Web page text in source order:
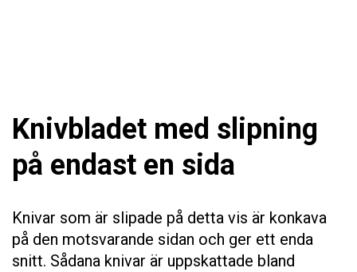
Knivbladet med slipning
på endast en sida
Knivar som är slipade på detta vis är konkava
på den motsvarande sidan och ger ett enda
snitt. Sådana knivar är uppskattade bland